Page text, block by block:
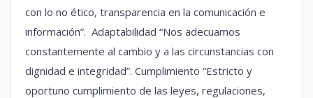
con lo no ético, transparencia en la comunicación e
información”. Adaptabilidad “Nos adecuamos
constantemente al cambio y a las circunstancias con
dignidad e integridad”. Cumplimiento “Estricto y
oportuno cumplimiento de las leyes, regulaciones,